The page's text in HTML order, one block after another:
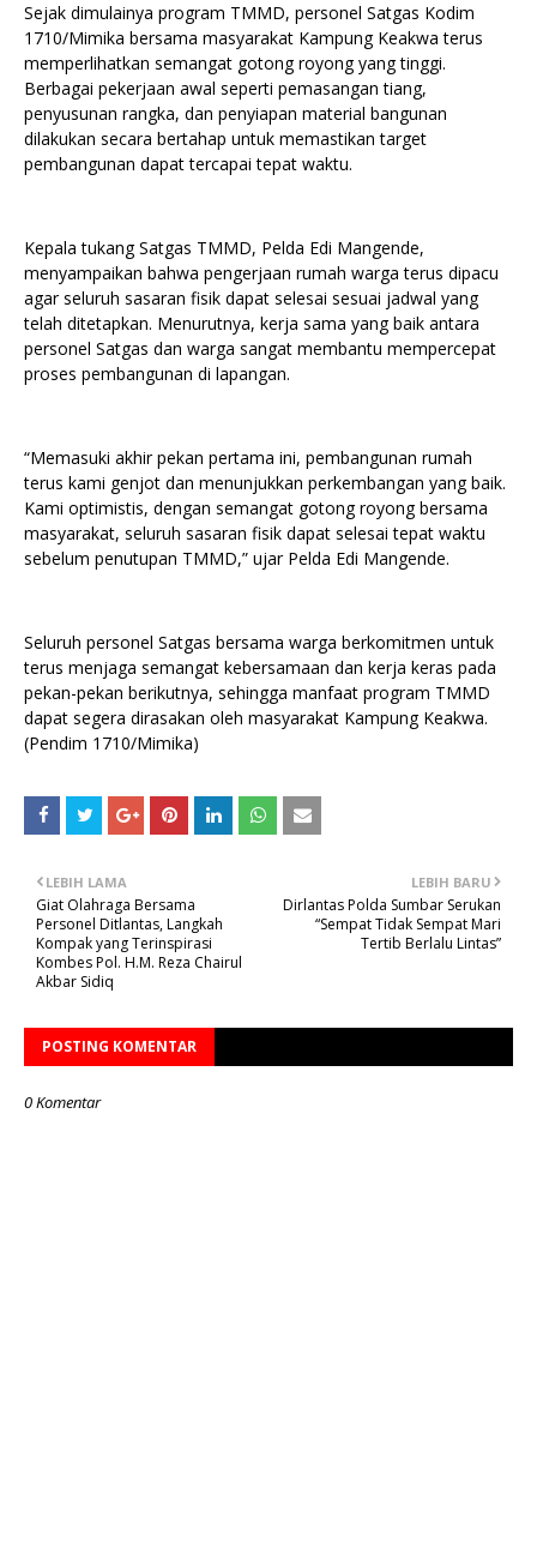
Sejak dimulainya program TMMD, personel Satgas Kodim
1710/Mimika bersama masyarakat Kampung Keakwa terus
memperlihatkan semangat gotong royong yang tinggi.
Berbagai pekerjaan awal seperti pemasangan tiang,
penyusunan rangka, dan penyiapan material bangunan
dilakukan secara bertahap untuk memastikan target
pembangunan dapat tercapai tepat waktu.
Kepala tukang Satgas TMMD, Pelda Edi Mangende,
menyampaikan bahwa pengerjaan rumah warga terus dipacu
agar seluruh sasaran fisik dapat selesai sesuai jadwal yang
telah ditetapkan. Menurutnya, kerja sama yang baik antara
personel Satgas dan warga sangat membantu mempercepat
proses pembangunan di lapangan.
“Memasuki akhir pekan pertama ini, pembangunan rumah
terus kami genjot dan menunjukkan perkembangan yang baik.
Kami optimistis, dengan semangat gotong royong bersama
masyarakat, seluruh sasaran fisik dapat selesai tepat waktu
sebelum penutupan TMMD,” ujar Pelda Edi Mangende.
Seluruh personel Satgas bersama warga berkomitmen untuk
terus menjaga semangat kebersamaan dan kerja keras pada
pekan-pekan berikutnya, sehingga manfaat program TMMD
dapat segera dirasakan oleh masyarakat Kampung Keakwa.
(Pendim 1710/Mimika)
LEBIH BARU
Dirlantas Polda Sumbar Serukan
“Sempat Tidak Sempat Mari
Tertib Berlalu Lintas”
LEBIH LAMA
Giat Olahraga Bersama
Personel Ditlantas, Langkah
Kompak yang Terinspirasi
Kombes Pol. H.M. Reza Chairul
Akbar Sidiq
POSTING KOMENTAR
0 Komentar